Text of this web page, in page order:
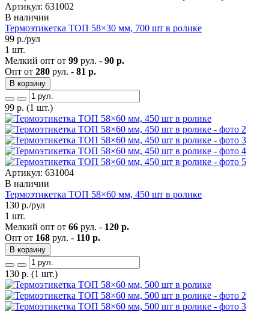
Артикул: 631002
В наличии
Термоэтикетка ТОП 58×30 мм, 700 шт в ролике
99 р./рул
1 шт.
Мелкий опт от 99 рул. - 90 р.
Опт от 280 рул. - 81 р.
В корзину
99 р. (1 шт.)
Артикул: 631004
В наличии
Термоэтикетка ТОП 58×60 мм, 450 шт в ролике
130 р./рул
1 шт.
Мелкий опт от 66 рул. - 120 р.
Опт от 168 рул. - 110 р.
В корзину
130 р. (1 шт.)